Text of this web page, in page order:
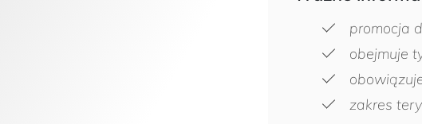
promocja
obejmuje
zakres